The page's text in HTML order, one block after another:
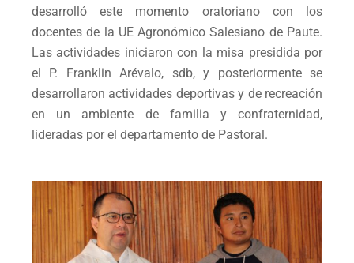
desarrolló este momento oratoriano con los
docentes de la UE Agronómico Salesiano de Paute.
Las actividades iniciaron con la misa presidida por
el P. Franklin Arévalo, sdb, y posteriormente se
desarrollaron actividades deportivas y de recreación
en un ambiente de familia y confraternidad,
lideradas por el departamento de Pastoral.